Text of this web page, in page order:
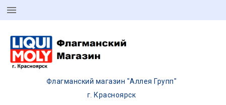
Флагманский магазин "Аллея Групп"
г. Красноярск